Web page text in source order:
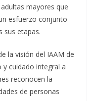
mayores que
esfuerzo conjunto
sus etapas.
la visión del IAAM de
cuidado integral a
reconocen la
de personas